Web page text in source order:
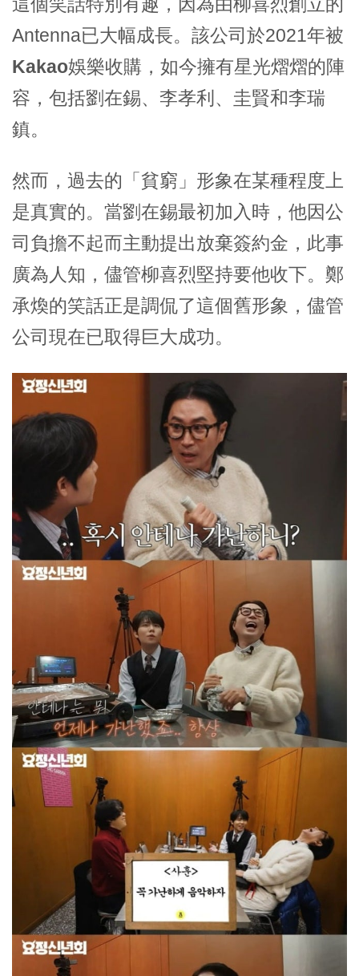
Antenna已大幅成長。該公司於2021年被
Kakao娛樂收購，如今擁有星光熠熠的陣
容，包括劉在錫、李孝利、圭賢和李瑞
鎮。
然而，過去的「貧窮」形象在某種程度上
是真實的。當劉在錫最初加入時，他因公
司負擔不起而主動提出放棄簽約金，此事
廣為人知，儘管柳喜烈堅持要他收下。 鄭
承煥的笑話正是調侃了這個舊形象，儘管
公司現在已取得巨大成功。